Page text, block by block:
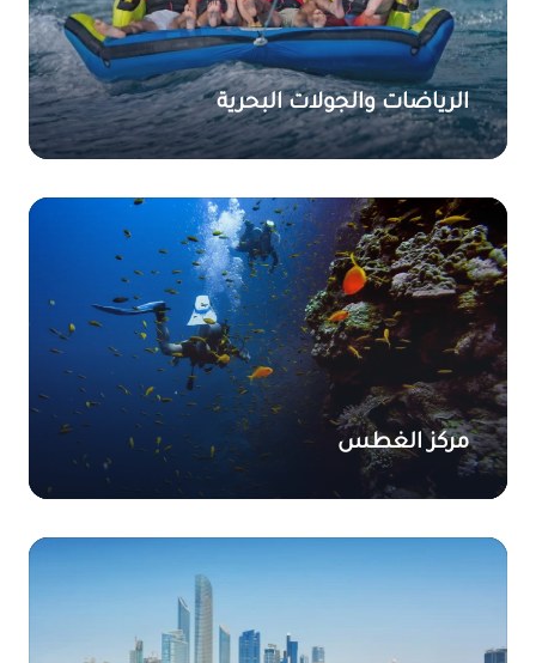
الرياضات والجولات البحرية
مركز الغطس